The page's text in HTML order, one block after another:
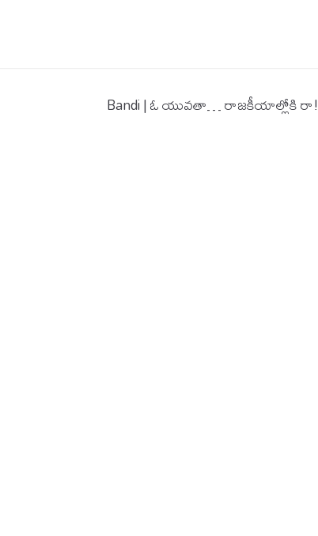
Bandi | ఓ యువ‌తా… రాజ‌కీయాల్లోకి రా!